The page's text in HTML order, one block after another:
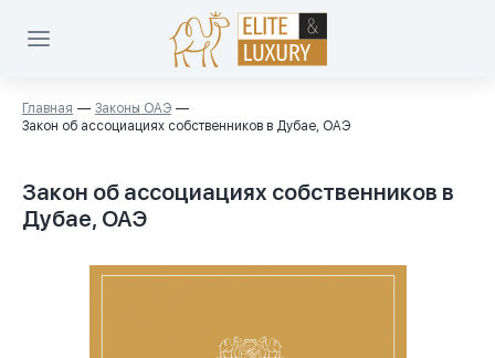
Главная
Законы ОАЭ
Закон об ассоциациях собственников в Дубае, ОАЭ
Закон об ассоциациях собственников в
Дубае, ОАЭ